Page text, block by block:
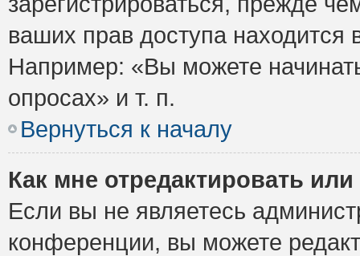
ваших прав доступа
Например: «Вы можете
опросах» и т. п.
Вернуться к началу
Как мне отредактировать
Если вы не являетесь
конференции, вы можете